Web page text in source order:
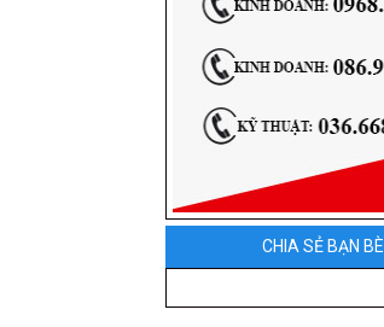
CHIA SẺ BẠN BÈ